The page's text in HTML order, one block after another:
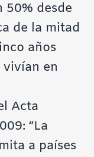
50% desde
de la mitad
años
vivían en
Acta
“La
a países